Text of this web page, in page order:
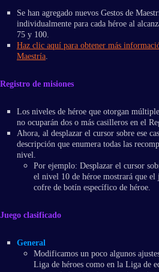
Se han agregado nuevos Gestos de
individualmente para cada héroe al
75 y 100.
Haz clic aquí para obtener más
Maestría
Registro de misiones
Los niveles de héroe que otorgan
no ocuparán dos o más casilleros en el
Ahora, al desplazar el cursor sobre ese
descripción que enumera todas las
nivel.
Por ejemplo: Desplazar el cursor
el nivel 10 de héroe mostrará que
cofre de botín específico de héroe.
Juego clasificado
General
Modificamos un poco algunos
Liga de héroes como en la Liga de